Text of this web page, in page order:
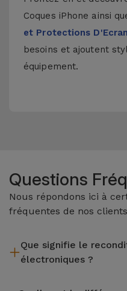
Coques iPhone ainsi
et Protections D'Ecran
besoins et ajoutent
équipement.
Questions
Nous répondons ici à
fréquentes de nos clients
Que signifie le
électroniques ?